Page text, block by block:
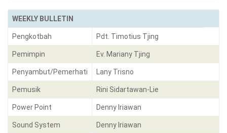
WEEKLY BULLETIN
Pengkotbah Pdt. Timotius Tjing
Pemimpin Ev. Mariany Tjing
Penyambut/Pemerhati Lany Trisno
Pemusik Rini Sidartawan-Lie
Power Point Denny Iriawan
Sound System Denny Iriawan